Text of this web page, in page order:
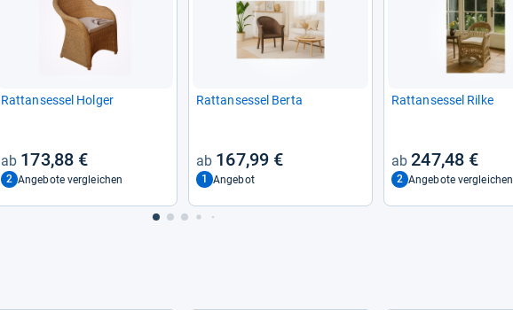
Rat­t­an­ses­sel Hol­ger
173,88 €
2 Angebote vergleichen
Rat­t­an­ses­sel Berta
167,99 €
1 Angebot
Rat­t­an­ses­sel Rilke
247,48 €
2 Angebote vergleichen